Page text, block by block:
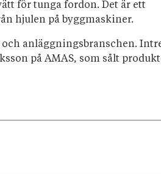
för tunga fordon. Det är ett
hjulen på byggmaskiner.
anläggningsbranschen.
på AMAS, som sålt